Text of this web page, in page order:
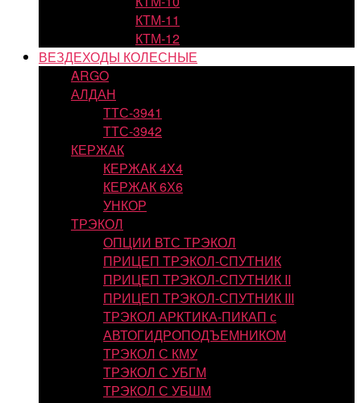
КТМ-11
КТМ-12
ВЕЗДЕХОДЫ КОЛЕСНЫЕ
ARGO
АЛДАН
ТТС-3941
ТТС-3942
КЕРЖАК
КЕРЖАК 4Х4
КЕРЖАК 6Х6
УНКОР
ТРЭКОЛ
ОПЦИИ ВТС ТРЭКОЛ
ПРИЦЕП ТРЭКОЛ-СПУТНИК
ПРИЦЕП ТРЭКОЛ-СПУТНИК II
ПРИЦЕП ТРЭКОЛ-СПУТНИК III
ТРЭКОЛ АРКТИКА-ПИКАП с
АВТОГИДРОПОДЪЕМНИКОМ
ТРЭКОЛ С КМУ
ТРЭКОЛ С УБГМ
ТРЭКОЛ С УБШМ